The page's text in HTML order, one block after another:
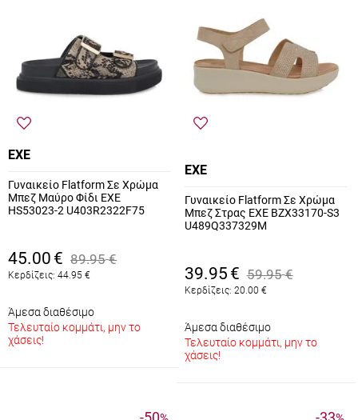
EXE
Γυναικείο Flatform Σε Χρώμα
Μπεζ Μαύρο Φίδι EXE
HS53023-2 U403R2322F75
45.00 € 89.95 €
Κερδίζεις: 44.95 €
Άμεσα διαθέσιμο
Τελευταίο κομμάτι, μην το
χάσεις!
EXE
Γυναικείο Flatform Σε Χρώμα
Μπεζ Στρας EXE BZX33170-S3
U489Q337329M
39.95 € 59.95 €
Κερδίζεις: 20.00 €
Άμεσα διαθέσιμο
Τελευταίο κομμάτι, μην το
χάσεις!